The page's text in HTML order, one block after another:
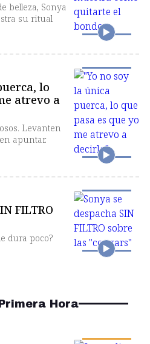
belleza, Sonya
su ritual
lo
atrevo a
Levanten
apuntar.
FILTRO
dura poco?
Hora